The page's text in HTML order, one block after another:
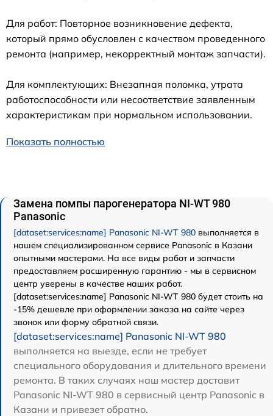
Для работ: Повторное возникновение дефекта,
который прямо обусловлен с качеством проведенного
ремонта (например, некорректный монтаж запчасти).
Для комплектующих: Внезапная поломка, утрата
работоспособности или несоответствие заявленным
характеристикам при нормальном использовании.
Показать полностью
Замена помпы парогенератора NI-WT 980
Panasonic
[dataset:services:name] Panasonic NI-WT 980 выполняется в
нашем специализированном сервисе Panasonic в Казани
опытными мастерами. На все виды работ и запчасти
предоставляем расширенную гарантию - мы в сервисном
центр уверены в качестве наших работ.
[dataset:services:name] Panasonic NI-WT 980 будет стоить на
-15% дешевле при оформлении заказа на сайте через
звонок или форму обратной связи.
[dataset:services:name] Panasonic NI-WT 980
выполняется на выезде, если не требует
специального оборудования и длительного времени
ремонта. В таких случаях наш мастер доставит
Panasonic NI-WT 980 в сервисный центр Panasonic в
Казани и привезет обратно.